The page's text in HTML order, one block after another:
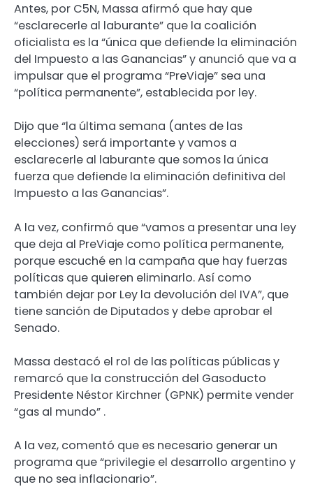
Antes, por C5N, Massa afirmó que hay que
“esclarecerle al laburante” que la coalición
oficialista es la “única que defiende la eliminación
del Impuesto a las Ganancias” y anunció que va a
impulsar que el programa “PreViaje” sea una
“política permanente”, establecida por ley.
Dijo que “la última semana (antes de las
elecciones) será importante y vamos a
esclarecerle al laburante que somos la única
fuerza que defiende la eliminación definitiva del
Impuesto a las Ganancias”.
A la vez, confirmó que “vamos a presentar una ley
que deja al PreViaje como política permanente,
porque escuché en la campaña que hay fuerzas
políticas que quieren eliminarlo. Así como
también dejar por Ley la devolución del IVA”, que
tiene sanción de Diputados y debe aprobar el
Senado.
Massa destacó el rol de las políticas públicas y
remarcó que la construcción del Gasoducto
Presidente Néstor Kirchner (GPNK) permite vender
“gas al mundo” .
A la vez, comentó que es necesario generar un
programa que “privilegie el desarrollo argentino y
que no sea inflacionario”.